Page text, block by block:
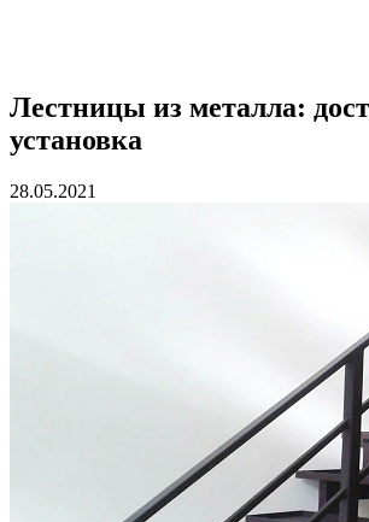
Лестницы из металла:
установка
28.05.2021